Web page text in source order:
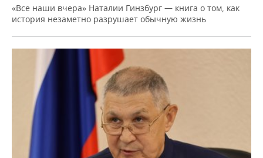
«Все наши вчера» Наталии Гинзбург — книга о том, как
история незаметно разрушает обычную жизнь